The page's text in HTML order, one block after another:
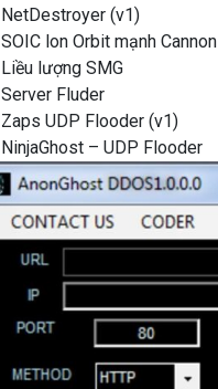
NetDestroyer (v1)
SOIC lon Orbit mạnh Cannon
Liều lượng SMG
Server Fluder
Zaps UDP Flooder (v1)
NinjaGhost – UDP Flooder